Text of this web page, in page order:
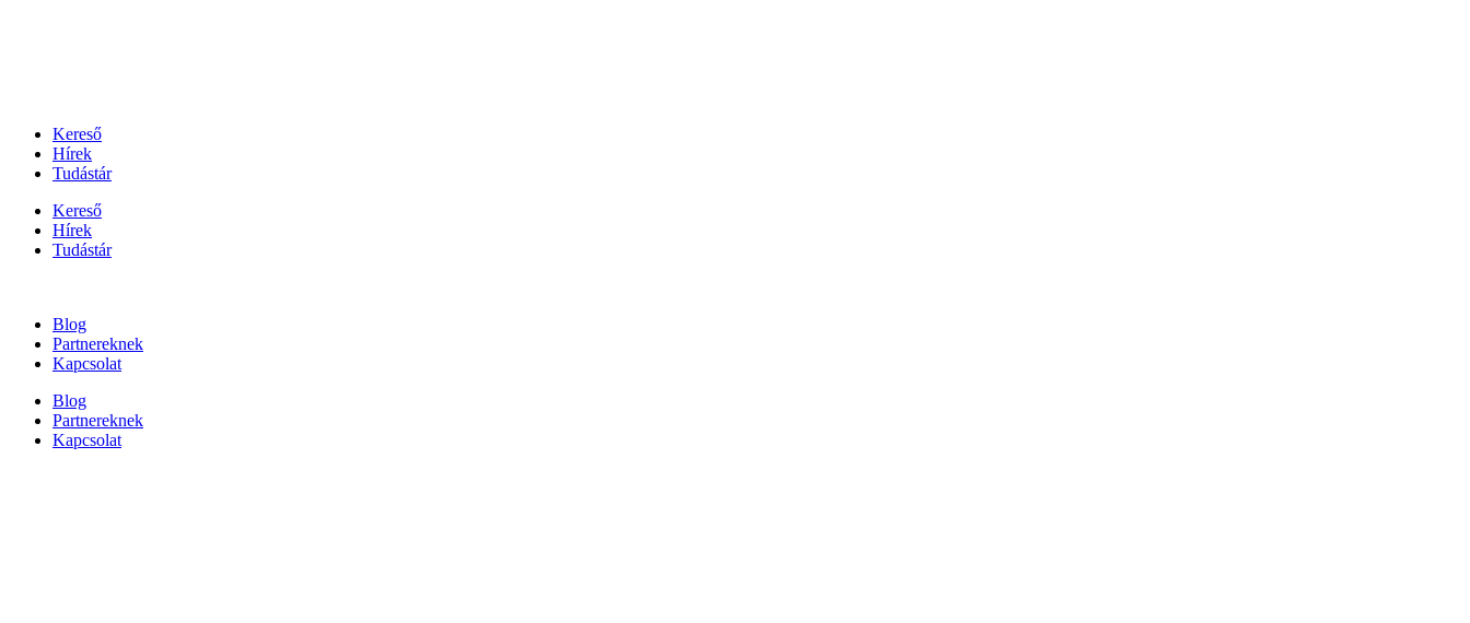
Kereső
Hírek
Tudástár
Kereső
Hírek
Tudástár
Blog
Partnereknek
Kapcsolat
Blog
Partnereknek
Kapcsolat